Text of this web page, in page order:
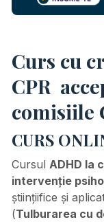
Curs cu
CPR
comisiile
CURS
Cursul ADHD la
intervenție
științiifice și
(Tulburarea cu